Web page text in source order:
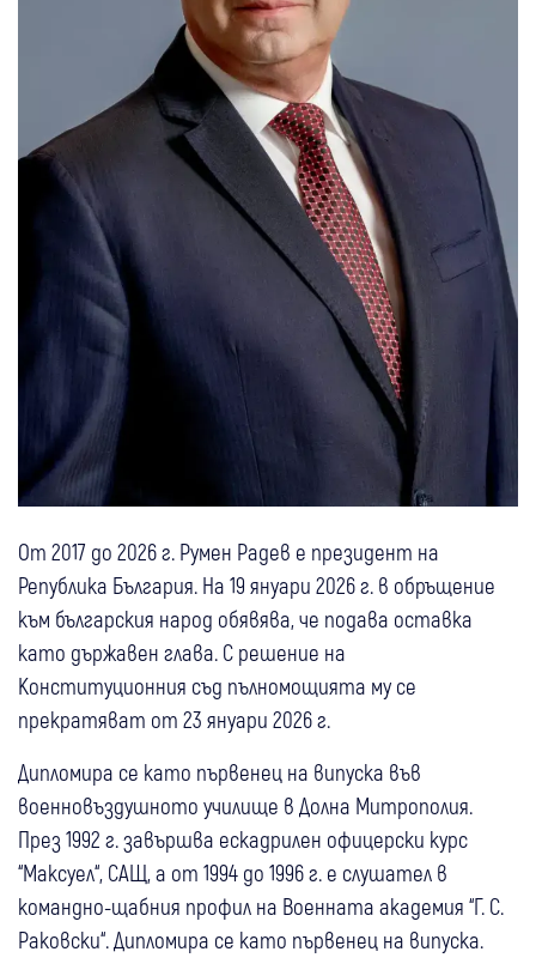
От 2017 до 2026 г. Румен Радев е президент на
Република България. На 19 януари 2026 г. в обръщение
към българския народ обявява, че подава оставка
като държавен глава. С решение на
Конституционния съд пълномощията му се
прекратяват от 23 януари 2026 г.
Дипломира се като първенец на випуска във
военновъздушното училище в Долна Митрополия.
През 1992 г. завършва ескадрилен офицерски курс
“Максуел“, САЩ, а от 1994 до 1996 г. е слушател в
командно-щабния профил на Военната академия “Г. С.
Раковски“. Дипломира се като първенец на випуска.